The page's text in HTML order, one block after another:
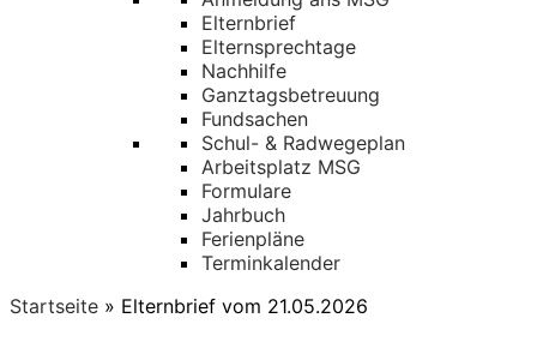
Elternbrief
Elternsprechtage
Nachhilfe
Ganztagsbetreuung
Fundsachen
Schul- & Radwegeplan
Arbeitsplatz MSG
Formulare
Jahrbuch
Ferienpläne
Terminkalender
Startseite » Elternbrief vom 21.05.2026